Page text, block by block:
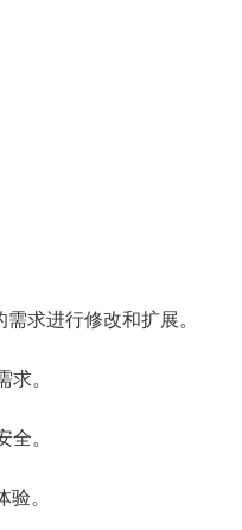
求进行修改和扩展。
。
。
。